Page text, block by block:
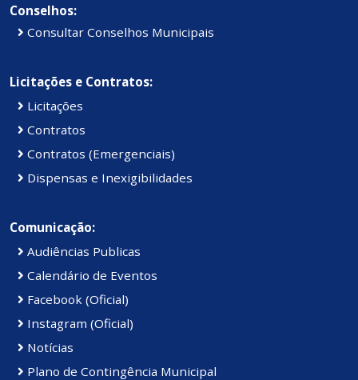
Conselhos:
Consultar Conselhos Municipais
Licitações e Contratos:
Licitações
Contratos
Contratos (Emergenciais)
Dispensas e Inexigibilidades
Comunicação:
Audiências Publicas
Calendário de Eventos
Facebook (Oficial)
Instagram (Oficial)
Notícias
Plano de Contingência Municipal